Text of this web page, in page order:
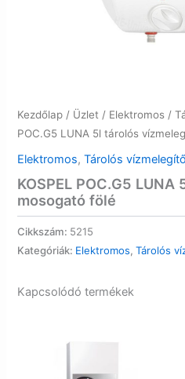
Kezdőlap / Üzlet / Elektromos /
POC.G5 LUNA 5l tárolós
Elektromos,Tárolós
KOSPEL POC.G5
mosogató fölé
Cikkszám: 5215
Kategóriák: Elektromos,Tárolós
Kapcsolódó termékek